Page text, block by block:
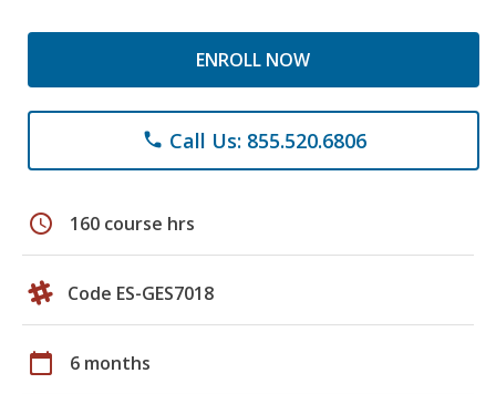
ENROLL NOW
phone Call Us: 855.520.6806
schedule 160 course hrs
Code ES-GES7018
calendar_today 6 months